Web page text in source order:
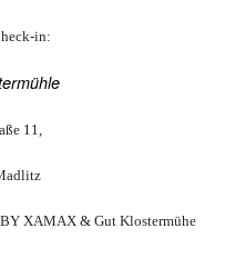
in:
11,
XAMAX & Gut Klostermühe